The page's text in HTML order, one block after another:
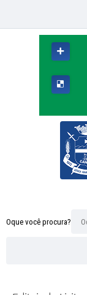
Oque você procura?